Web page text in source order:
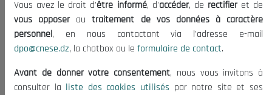
Informations utiles
Appels d'offres et Consultations
Mentions Légales
Conditions d'Utilisation
Politique de Protection des Données
Vous avez le droit d'être informé, d'accéder, de rectifieret de
vous opposerautraitement de vos données à caractère
personnel, en nous contactant via l'adresse e-mail
dpo@cnese.dz, la chatbox ou le formulaire de contact.
Avant de donner votre consentement, nous vous invitons à
consulter la liste des cookies utilisés par notre site et ses